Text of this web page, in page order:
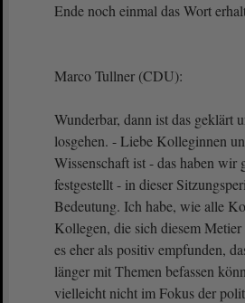
Ende noch einmal das Wort
Marco Tullner (CDU):
Wunderbar, dann ist das geklärt
losgehen. - Liebe Kolleginnen
Wissenschaft ist - das haben wir
festgestellt - in dieser
Bedeutung. Ich habe, wie alle
Kollegen, die sich diesem
es eher als positiv empfunden,
länger mit Themen befassen
vielleicht nicht im Fokus der